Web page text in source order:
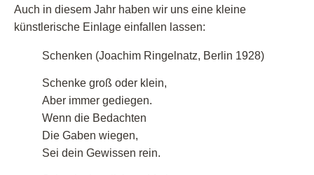
Auch in diesem Jahr haben wir uns eine kleine
künstlerische Einlage einfallen lassen:
Schenken (Joachim Ringelnatz, Berlin 1928)
Schenke groß oder klein,
Aber immer gediegen.
Wenn die Bedachten
Die Gaben wiegen,
Sei dein Gewissen rein.